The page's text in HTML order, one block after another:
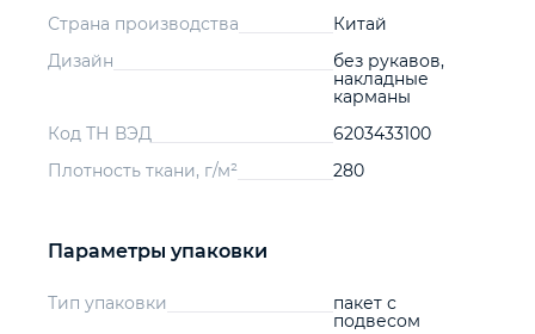
Страна производства
Китай
Дизайн
без рукавов,
накладные
карманы
Код ТН ВЭД
6203433100
Плотность ткани, г/м²
280
Параметры упаковки
Тип упаковки
пакет с
подвесом